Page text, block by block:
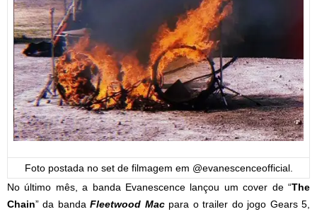
Foto postada no set de filmagem em @evanescenceofficial.
No último mês, a banda Evanescence lançou um cover de “The
Chain” da bandaFleetwood Macpara o trailer do jogo Gears 5,